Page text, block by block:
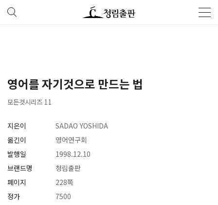
영어를 자기것으로 만드는 법
모든것시리즈 11
지은이
옮긴이
발행일
브랜드명
페이지
정가
SADAO YOSHIDA
영어연구회
1998.12.10
청림출판
228쪽
7500